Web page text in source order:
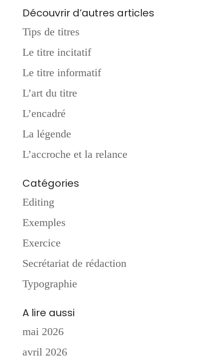
Découvrir d’autres articles
Tips de titres
Le titre incitatif
Le titre informatif
L’art du titre
L’encadré
La légende
L’accroche et la relance
Catégories
Editing
Exemples
Exercice
Secrétariat de rédaction
Typographie
A lire aussi
mai 2026
avril 2026